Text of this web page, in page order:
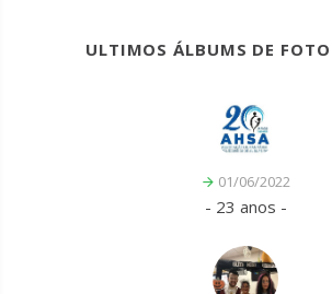
ULTIMOS ÁLBUMS DE
01/06/2022
- 23 anos -